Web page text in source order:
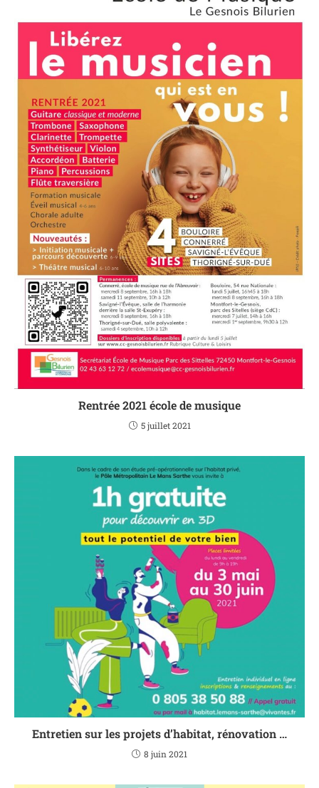
Rentrée 2021 école de musique
5 juillet 2021
Entretien sur les projets d’habitat, rénovation …
8 juin 2021